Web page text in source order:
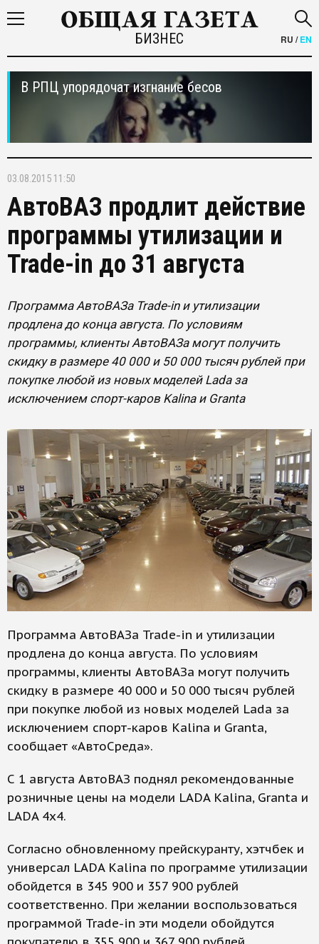
БИЗНЕС RU /EN
В РПЦ упорядочат изгнание бесов
03.08.2015 11:50
АвтоВАЗ продлит действие
программы утилизации и
Trade-in до 31 августа
Программа АвтоВАЗа Trade-in и утилизации
продлена до конца августа. По условиям
программы, клиенты АвтоВАЗа могут получить
скидку в размере 40 000 и 50 000 тысяч рублей при
покупке любой из новых моделей Lada за
исключением спорт-каров Kalina и Granta
Программа АвтоВАЗа Trade-in и утилизации
продлена до конца августа. По условиям
программы, клиенты АвтоВАЗа могут получить
скидку в размере 40 000 и 50 000 тысяч рублей
при покупке любой из новых моделей Lada за
исключением спорт-каров Kalina и Granta,
сообщает «АвтоСреда».
С 1 августа АвтоВАЗ поднял рекомендованные
розничные цены на модели LADA Kalina, Granta и
LADA 4х4.
Согласно обновленному прейскуранту, хэтчбек и
универсал LADA Kalina по программе утилизации
обойдется в 345 900 и 357 900 рублей
соответственно. При желании воспользоваться
программой Trade-in эти модели обойдутся